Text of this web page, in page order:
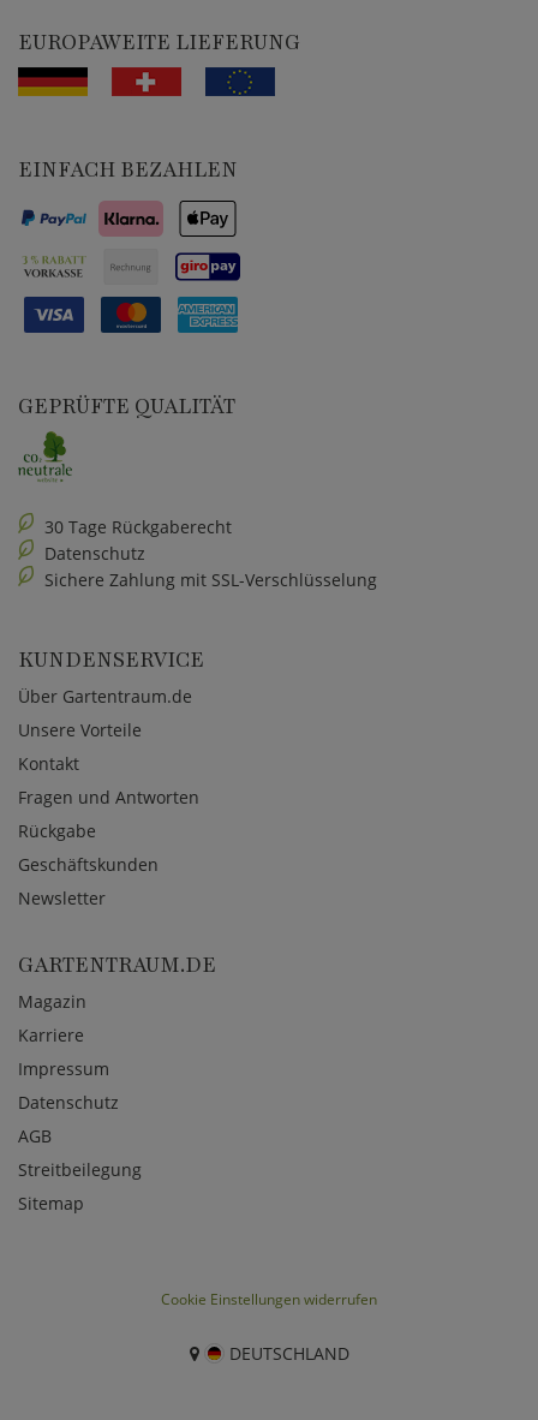
EUROPAWEITE LIEFERUNG
EINFACH BEZAHLEN
GEPRÜFTE QUALITÄT
30 Tage Rückgaberecht
Datenschutz
Sichere Zahlung mit SSL-Verschlüsselung
KUNDENSERVICE
Über Gartentraum.de
Unsere Vorteile
Kontakt
Fragen und Antworten
Rückgabe
Geschäftskunden
Newsletter
GARTENTRAUM.DE
Magazin
Karriere
Impressum
Datenschutz
AGB
Streitbeilegung
Sitemap
Cookie Einstellungen widerrufen
DEUTSCHLAND